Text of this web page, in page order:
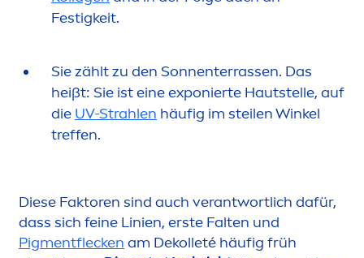
Festigkeit.
Sie zählt zu den Sonnenterrassen. Das
heißt: Sie ist eine exponierte Hautstelle, auf
die UV-Strahlen häufig im steilen Winkel
treffen.
Diese Faktoren sind auch verantwortlich dafür,
dass sich feine Linien, erste Falten und
Pigmentflecken am Dekolleté häufig früh